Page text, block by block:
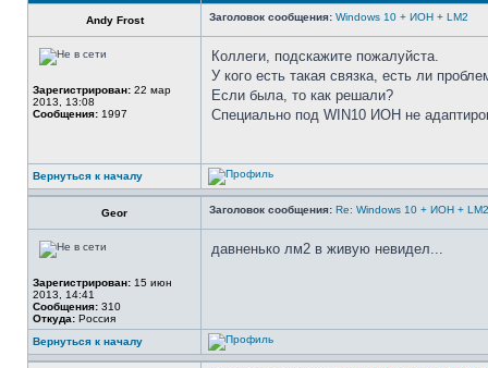
Andy Frost Заголовок сообщения: Windows 10 + ИОН + LM2
Зарегистрирован: 22 мар
2013, 13:08
Сообщения: 1997
Коллеги, подскажите пожалуйста.
У кого есть такая связка, есть ли
Если была, то как решали?
Специально под WIN10 ИОН не
Вернуться к началу
Geor Заголовок сообщения: Re: Windows 10 + ИОН + LM2
Зарегистрирован: 15 июн
2013, 14:41
Сообщения: 310
Откуда: Россия
давненько лм2 в живую невидел...
Вернуться к началу